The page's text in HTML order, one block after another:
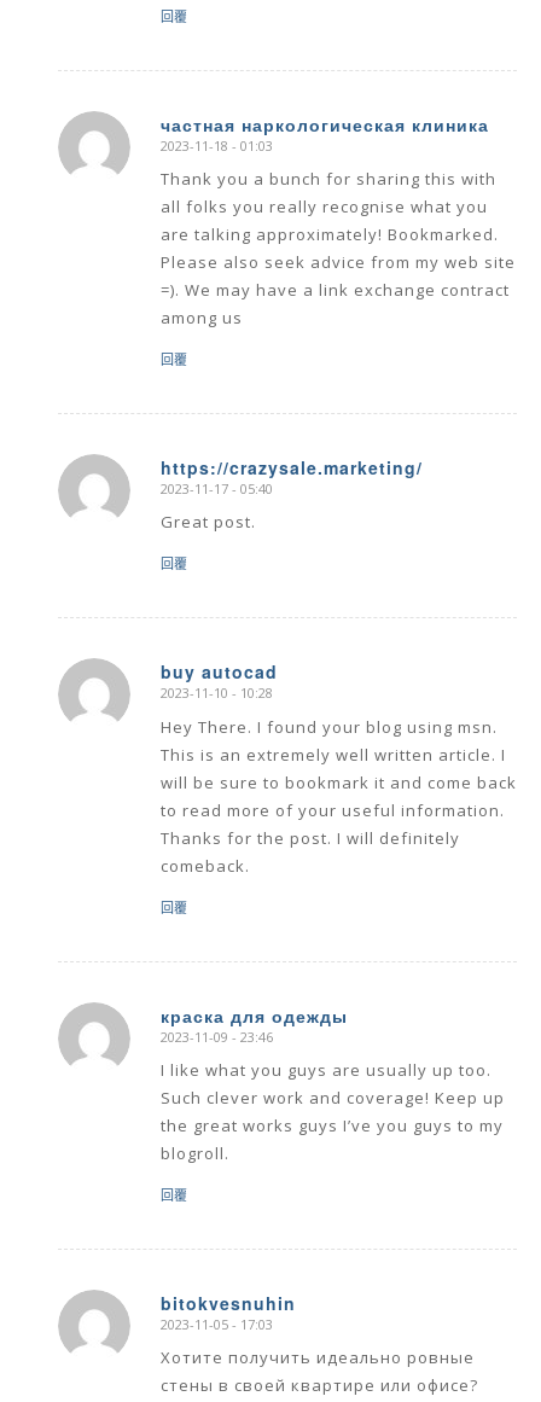
回覆
частная наркологическая клиника
says:
2023-11-18 - 01:03
Thank you a bunch for sharing this with
all folks you really recognise what you
are talking approximately! Bookmarked.
Please also seek advice from my web site
=). We may have a link exchange contract
among us
回覆
https://crazysale.marketing/
says:
2023-11-17 - 05:40
Great post.
回覆
buy autocad
says:
2023-11-10 - 10:28
Hey There. I found your blog using msn.
This is an extremely well written article. I
will be sure to bookmark it and come back
to read more of your useful information.
Thanks for the post. I will definitely
comeback.
回覆
краска для одежды
says:
2023-11-09 - 23:46
I like what you guys are usually up too.
Such clever work and coverage! Keep up
the great works guys I’ve you guys to my
blogroll.
回覆
bitokvesnuhin
says:
2023-11-05 - 17:03
Хотите получить идеально ровные
стены в своей квартире или офисе?